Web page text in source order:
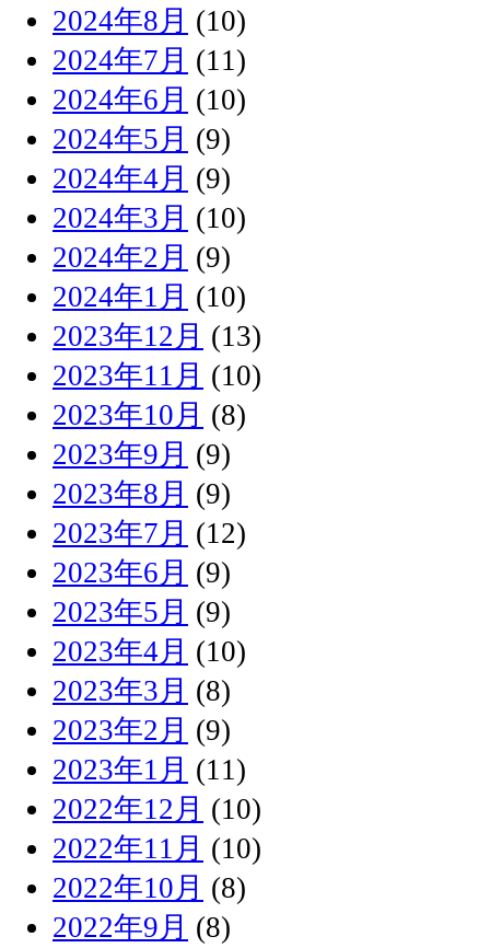
2024年8月 (10)
2024年7月 (11)
2024年6月 (10)
2024年5月 (9)
2024年4月 (9)
2024年3月 (10)
2024年2月 (9)
2024年1月 (10)
2023年12月 (13)
2023年11月 (10)
2023年10月 (8)
2023年9月 (9)
2023年8月 (9)
2023年7月 (12)
2023年6月 (9)
2023年5月 (9)
2023年4月 (10)
2023年3月 (8)
2023年2月 (9)
2023年1月 (11)
2022年12月 (10)
2022年11月 (10)
2022年10月 (8)
2022年9月 (8)